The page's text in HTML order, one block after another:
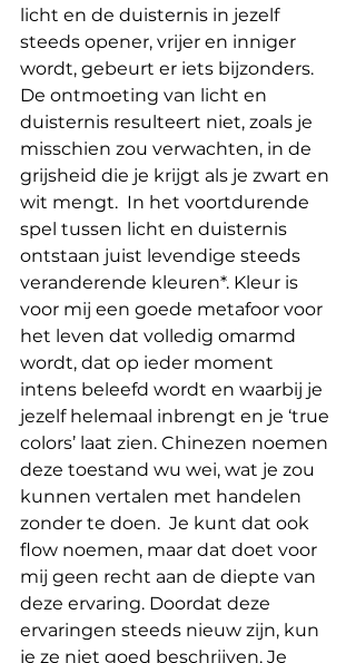
licht en de duisternis in jezelf
steeds opener, vrijer en inniger
wordt, gebeurt er iets bijzonders.
De ontmoeting van licht en
duisternis resulteert niet, zoals je
misschien zou verwachten, in de
grijsheid die je krijgt als je zwart en
wit mengt.  In het voortdurende
spel tussen licht en duisternis
ontstaan juist levendige steeds
veranderende kleuren*. Kleur is
voor mij een goede metafoor voor
het leven dat volledig omarmd
wordt, dat op ieder moment
intens beleefd wordt en waarbij je
jezelf helemaal inbrengt en je ‘true
colors’ laat zien. Chinezen noemen
deze toestand wu wei, wat je zou
kunnen vertalen met handelen
zonder te doen.  Je kunt dat ook
flow noemen, maar dat doet voor
mij geen recht aan de diepte van
deze ervaring. Doordat deze
ervaringen steeds nieuw zijn, kun
je ze niet goed beschrijven. Je